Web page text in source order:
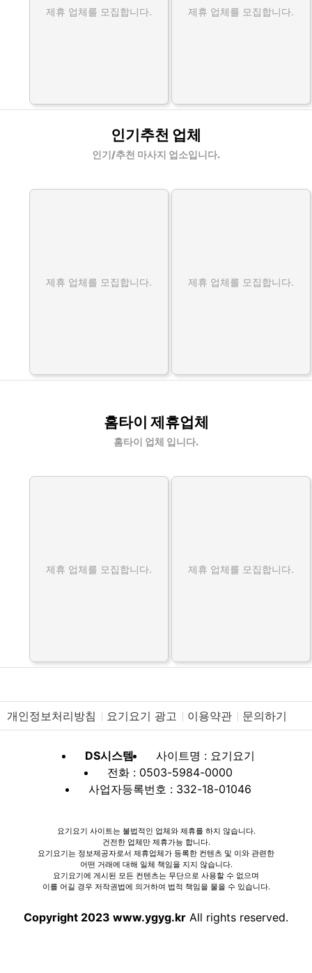
제휴 업체를 모집합니다. 제휴 업체를 모집합니다.
인기추천 업체
인기/추천 마사지 업소입니다.
제휴 업체를 모집합니다. 제휴 업체를 모집합니다.
홈타이 제휴업체
홈타이 업체 입니다.
제휴 업체를 모집합니다. 제휴 업체를 모집합니다.
개인정보처리방침 요기요기 광고 이용약관 문의하기
DS시스템
사이트명 : 요기요기
전화 : 0503-5984-0000
사업자등록번호 : 332-18-01046
요기요기 사이트는 불법적인 업체와 제휴를 하지 않습니다.
건전한 업체만 제휴가능 합니다.
요기요기는 정보제공자로서 제휴업체가 등록한 컨텐츠 및 이와 관련한
어떤 거래에 대해 일체 책임을 지지 않습니다.
요기요기에 게시된 모든 컨텐츠는 무단으로 사용할 수 없으며
이를 어길 경우 저작권법에 의거하여 법적 책임을 물을 수 있습니다.
Copyright 2023 www.ygyg.kr All rights reserved.